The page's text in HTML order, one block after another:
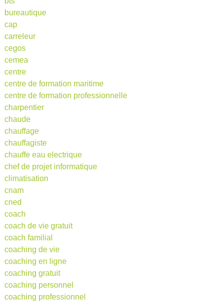
bureautique
cap
carreleur
cegos
cemea
centre
centre de formation maritime
centre de formation professionnelle
charpentier
chaude
chauffage
chauffagiste
chauffe eau electrique
chef de projet informatique
climatisation
cnam
cned
coach
coach de vie gratuit
coach familial
coaching de vie
coaching en ligne
coaching gratuit
coaching personnel
coaching professionnel